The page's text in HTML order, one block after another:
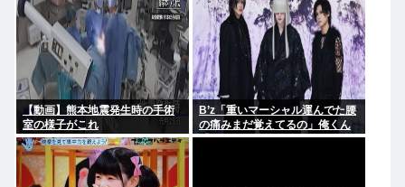
【動画】熊本地震発生時の手術
室の様子がこれ
B’z「重いマーシャル運んでた腰
の痛みまだ覚えてるの」俺くん
「マーシャルって何？ 」